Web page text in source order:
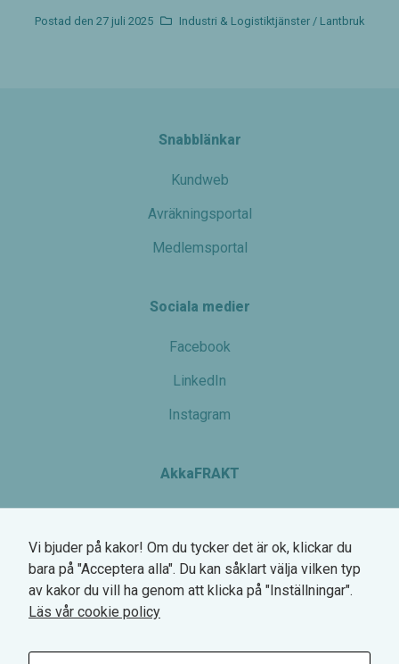
Postad den 27 juli 2025 Industri & Logistiktjänster Lantbruk
Snabblänkar
Kundweb
Avräkningsportal
Medlemsportal
Sociala medier
Facebook
LinkedIn
Instagram
AkkaFRAKT
Växel: 0770-780 700
Hemsögatan 6
211 24 Malmö
Org.nr. 745000-2568
Vi bjuder på kakor! Om du tycker det är ok, klickar du
bara på "Acceptera alla". Du kan såklart välja vilken typ
av kakor du vill ha genom att klicka på "Inställningar".
Läs vår cookie policy